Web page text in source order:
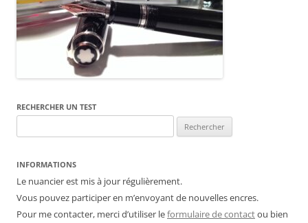
RECHERCHER UN TEST
INFORMATIONS
Le nuancier est mis à jour régulièrement.
Vous pouvez participer en m’envoyant de nouvelles encres.
Pour me contacter, merci d’utiliser leformulaire de contactou bien